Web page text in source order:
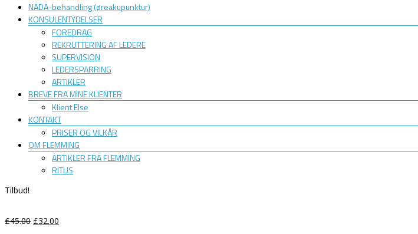
NADA-behandling (øreakupunktur)
KONSULENTYDELSER
FOREDRAG​
REKRUTTERING AF LEDERE
SUPERVISION
LEDERSPARRING
ARTIKLER
BREVE FRA MINE KLIENTER
Klient Else
KONTAKT
PRISER OG VILKÅR
OM FLEMMING
ARTIKLER FRA FLEMMING
RITUS
Tilbud!
£45.00 Den
£32.00